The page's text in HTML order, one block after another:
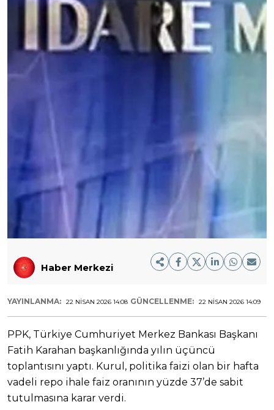
Haber Merkezi
YAYINLANMA: 22 NISAN 2026 14:08 GÜNCELLENME: 22 NISAN 2026 14:09
PPK, Türkiye Cumhuriyet Merkez Bankası Başkanı
Fatih Karahan başkanlığında yılın üçüncü
toplantısını yaptı. Kurul, politika faizi olan bir hafta
vadeli repo ihale faiz oranının yüzde 37’de sabit
tutulmasına karar verdi.